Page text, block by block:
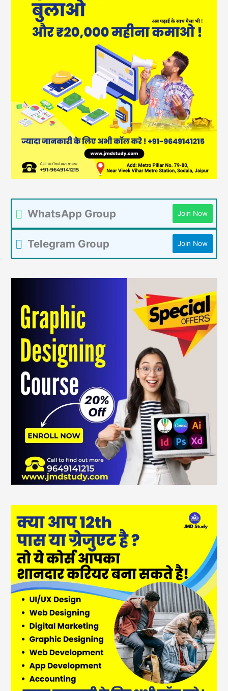
WhatsApp Group Join Now
Telegram Group Join Now